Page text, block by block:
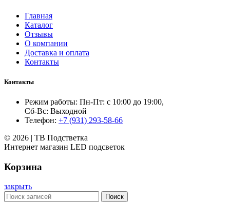
Главная
Каталог
Отзывы
О компании
Доставка и оплата
Контакты
Контакты
Режим работы: Пн-Пт: с 10:00 до 19:00,
Сб-Вс: Выходной
Телефон: +7 (931) 293-58-66
© 2026 | ТВ Подстветка
Интернет магазин LED подсветок
Корзина
закрыть
Поиск